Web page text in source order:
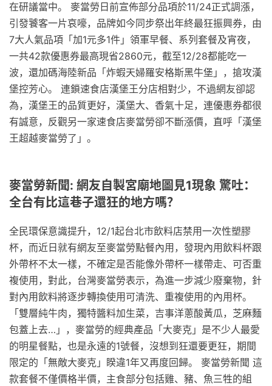
在研議當中。 麥當勞日前宣佈部分品項於11/24正式調漲，
引發饕客一片哀嚎，品牌如今同步祭出年終最狂振興券，由
7大人氣品項「加1元多1件」領軍早餐、系列套餐及宵夜，
一共42款優惠券最高現省2860元，截至12/28都能吃一
波，還加碼海陸新品「炸蝦天婦羅安格斯黑牛堡」，搶攻漢
堡控芳心。 連鎖速食店漢堡王分店相對少，不過網友卻認
為，漢堡王的品質更好，漢堡大、香氣十足，連優惠券都很
有誠意，反觀另一家速食店麥當勞卻不斷漲價，直呼「漢堡
王超越麥當勞了」。
麥當勞新聞: 網友自製宮廟地圖見1現象 驚吐：
全台有比這巷子還狂的地方嗎？
全民環保意識提升，12/1起台北市飲料店禁用一次性塑膠
杯，而近日就有網友至麥當勞點餐內用，發現內用飲料杯跟
外帶杯不太一樣，不確定是否能像外帶杯一樣帶走、可否重
複使用，對此，台灣麥當勞表示，為進一步減少廢棄物，針
對內用飲料將逐步轉換使用可清洗、重複使用的內用杯。
「雙層純牛肉，獨特醬料加生菜，吉事洋蔥酸黃瓜，芝麻麵
包蓋上去…」，麥當勞的經典產品「大麥克」是不少人最愛
的明星餐點，也是永遠的1號餐，沒想到狂還要更狂，期間
限定的「無敵大麥克」睽違1年又再度回歸。 麥當勞新聞 這
款套餐不僅價格半價，主食部分包括雞、豬、魚三牲的組